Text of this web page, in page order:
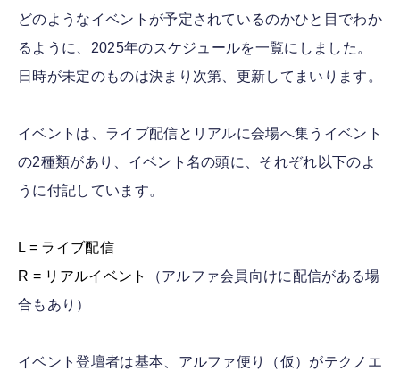
どのようなイベントが予定されているのかひと目でわか
るように、2025年のスケジュールを一覧にしました。
日時が未定のものは決まり次第、更新してまいります。
イベントは、ライブ配信とリアルに会場へ集うイベント
の2種類があり、イベント名の頭に、それぞれ以下のよ
うに付記しています。
L = ライブ配信
R = リアルイベント
（アルファ会員向けに配信がある場
合もあり）
イベント登壇者は基本、アルファ便り（仮）がテクノエ